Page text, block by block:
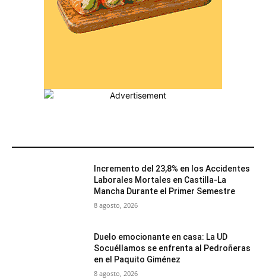
Incremento del 23,8% en los Accidentes
Laborales Mortales en Castilla-La
Mancha Durante el Primer Semestre
8 agosto, 2026
Duelo emocionante en casa: La UD
Socuéllamos se enfrenta al Pedroñeras
en el Paquito Giménez
8 agosto, 2026